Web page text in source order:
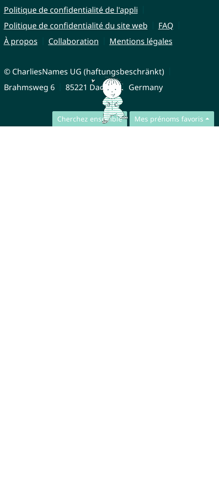
Cherchez ensemble Mes prénoms favoris
Politique de confidentialité de l'appli
Politique de confidentialité du site web
FAQ
À propos
Collaboration Mentions légales
© CharliesNames UG (haftungsbeschränkt)
Brahmsweg 6
85221 Dachau Germany